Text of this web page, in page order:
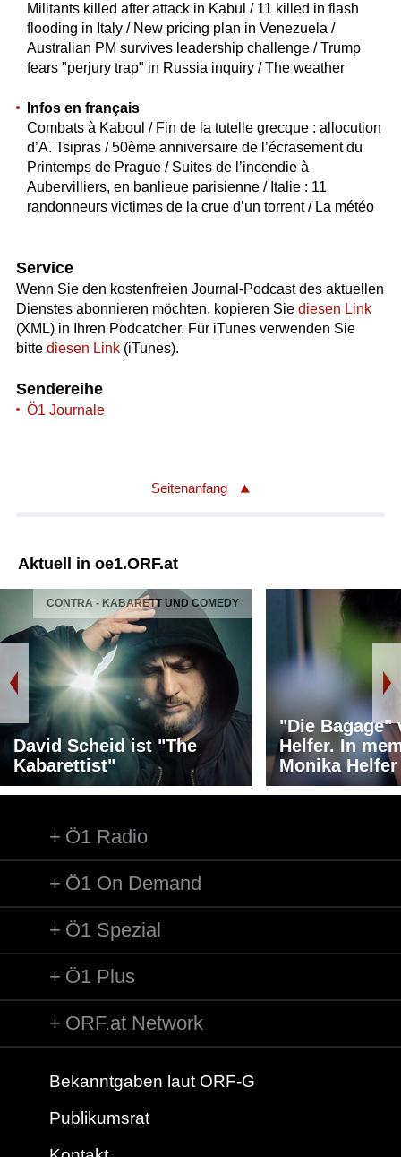
Militants killed after attack in Kabul / 11 killed in flash
flooding in Italy / New pricing plan in Venezuela /
Australian PM survives leadership challenge / Trump
fears "perjury trap" in Russia inquiry / The weather
Infos en français
Combats à Kaboul / Fin de la tutelle grecque : allocution
d’A. Tsipras / 50ème anniversaire de l’écrasement du
Printemps de Prague / Suites de l’incendie à
Aubervilliers, en banlieue parisienne / Italie : 11
randonneurs victimes de la crue d’un torrent / La météo
Service
Wenn Sie den kostenfreien Journal-Podcast des aktuellen
Dienstes abonnieren möchten, kopieren Sie diesen Link
(XML) in Ihren Podcatcher. Für iTunes verwenden Sie
bitte diesen Link(iTunes).
Sendereihe
Ö1 Journale
Seitenanfang
Aktuell in oe1.ORF.at
CONTRA - KABARETT UND COMEDY
David Scheid ist "The
Kabarettist"
"Die Bagage"
Helfer. In
Monika Helfer
Ö1 Radio
Ö1 On Demand
Ö1 Spezial
Ö1 Plus
ORF.at Network
Bekanntgaben laut ORF-G
Publikumsrat